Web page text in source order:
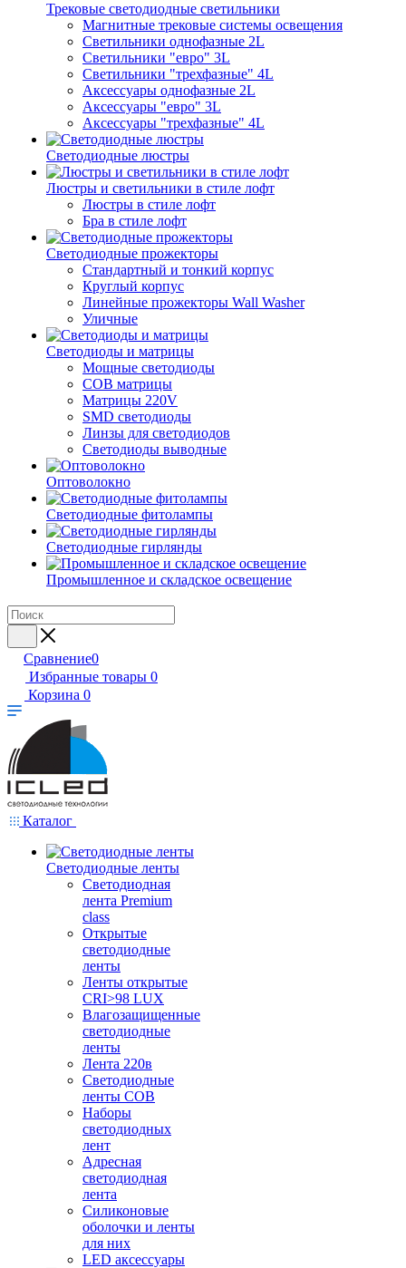
Трековые светодиодные светильники
Магнитные трековые системы освещения
Светильники однофазные 2L
Светильники "евро" 3L
Светильники "трехфазные" 4L
Аксессуары однофазные 2L
Аксессуары "евро" 3L
Аксессуары "трехфазные" 4L
Светодиодные люстры
Люстры и светильники в стиле лофт
Люстры в стиле лофт
Бра в стиле лофт
Светодиодные прожекторы
Стандартный и тонкий корпус
Круглый корпус
Линейные прожекторы Wall Washer
Уличные
Светодиоды и матрицы
Мощные светодиоды
COB матрицы
Матрицы 220V
SMD светодиоды
Линзы для светодиодов
Светодиоды выводные
Оптоволокно
Светодиодные фитолампы
Светодиодные гирлянды
Промышленное и складское освещение
Сравнение0
Избранные товары 0
Корзина 0
Каталог
Светодиодные ленты
Светодиодная
лента Premium
class
Открытые
светодиодные
ленты
Ленты открытые
CRI>98 LUX
Влагозащищенные
светодиодные
ленты
Лента 220в
Светодиодные
ленты COB
Наборы
светодиодных
лент
Адресная
светодиодная
лента
Силиконовые
оболочки и ленты
для них
LED аксессуары